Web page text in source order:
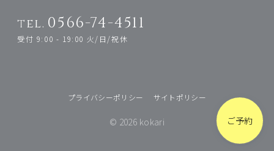
ご予約
tel. 0566-74-4511
受付 9:00 - 19:00 火/日/祝休
プライバシーポリシー サイトポリシー
© 2026 kokari